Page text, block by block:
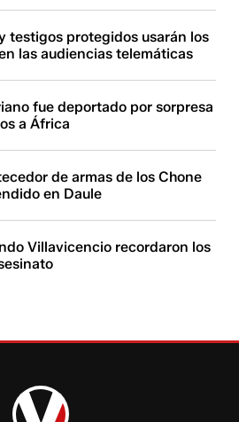
testigos protegidos usarán los
las audiencias telemáticas
fue deportado por sorpresa
a África
de armas de los Chone
en Daule
Villavicencio recordaron los